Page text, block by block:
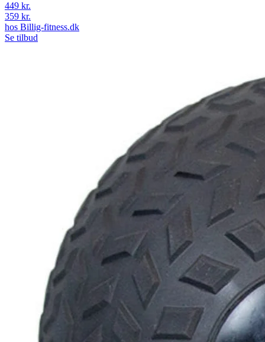
449 kr.
359 kr.
hos Billig-fitness.dk
Se tilbud